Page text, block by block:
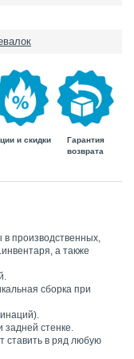
и скидки
Гарантия
возврата
производственных,
а также
сборка при
задней стенке.
ставить в ряд любую